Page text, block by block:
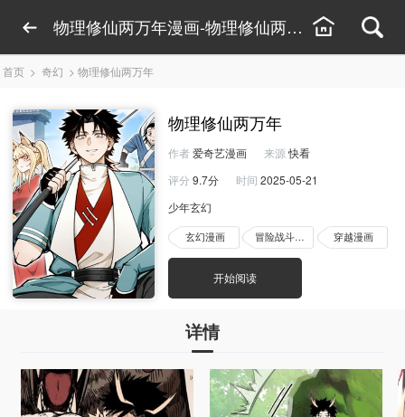
物理修仙两万年漫画-物理修仙两万年漫画全集-
首页 > 奇幻 > 物理修仙两万年
物理修仙两万年
作者 爱奇艺漫画 来源 快看
评分 9.7分 时间 2025-05-21
少年玄幻
玄幻漫画 冒险战斗漫画 穿越漫画
开始阅读
详情